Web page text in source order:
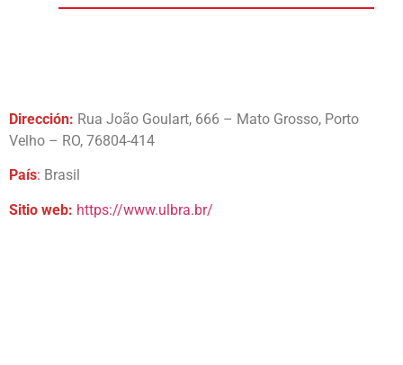
Dirección: Rua João Goulart, 666 – Mato Grosso, Porto
Velho – RO, 76804-414
País: Brasil
Sitio web: https://www.ulbra.br/